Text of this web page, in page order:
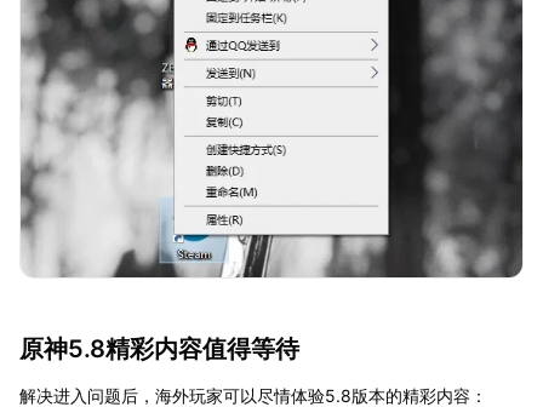
原神5.8精彩内容值得等待
解决进入问题后，海外玩家可以尽情体验5.8版本的精彩内容：